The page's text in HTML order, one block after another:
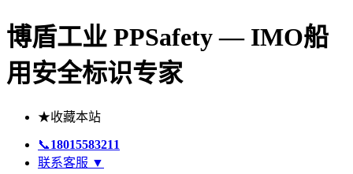
博盾工业 PPSafety — IMO船
用安全标识专家
★收藏本站
📞18015583211
联系客服 ▼